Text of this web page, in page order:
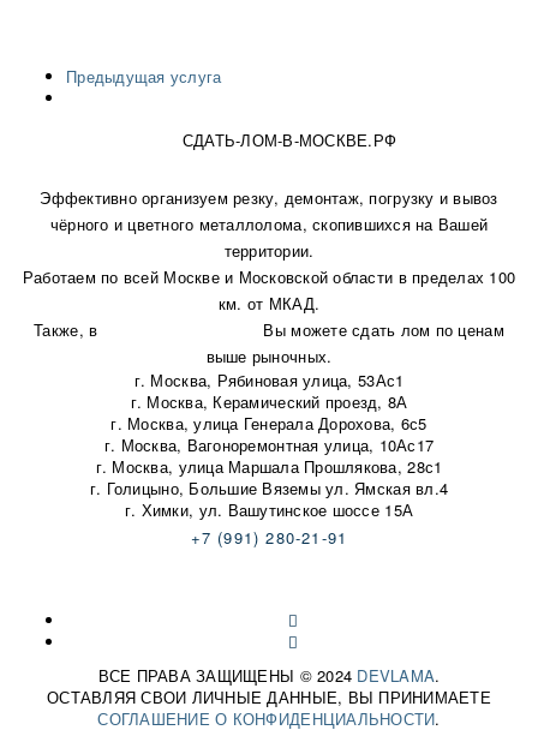
Предыдущая услуга
СДАТЬ-ЛОМ-В-МОСКВЕ.РФ
Эффективно организуем резку, демонтаж, погрузку и вывоз
чёрного и цветного металлолома, скопившихся на Вашей
территории.
Работаем по всей Москве и Московской области в пределах 100
км. от МКАД.
Также, в
Вы можете сдать лом по ценам
выше рыночных.
г. Москва, Рябиновая улица, 53Ас1
г. Москва, Керамический проезд, 8А
г. Москва, улица Генерала Дорохова, 6с5
г. Москва, Вагоноремонтная улица, 10Ас17
г. Москва, улица Маршала Прошлякова, 28с1
г. Голицыно, Большие Вяземы ул. Ямская вл.4
г. Химки, ул. Вашутинское шоссе 15А
+7 (991) 280-21-91
ВСЕ ПРАВА ЗАЩИЩЕНЫ © 2024 DEVLAMA.
ОСТАВЛЯЯ СВОИ ЛИЧНЫЕ ДАННЫЕ, ВЫ ПРИНИМАЕТЕ
СОГЛАШЕНИЕ О КОНФИДЕНЦИАЛЬНОСТИ.